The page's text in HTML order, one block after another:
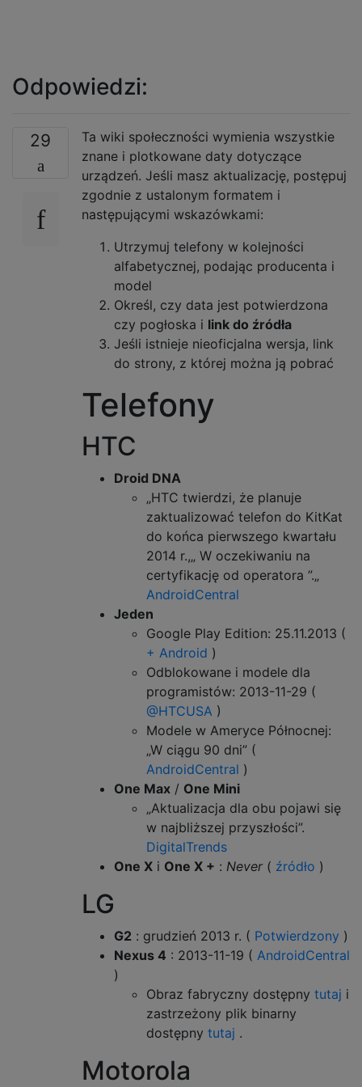
Odpowiedzi:
29
Ta wiki społeczności wymienia wszystkie
znane i plotkowane daty dotyczące
urządzeń. Jeśli masz aktualizację, postępuj
zgodnie z ustalonym formatem i
następującymi wskazówkami:
Utrzymuj telefony w kolejności
alfabetycznej, podając producenta i
model
Określ, czy data jest potwierdzona
czy pogłoska i link do źródła
Jeśli istnieje nieoficjalna wersja, link
do strony, z której można ją pobrać
Telefony
HTC
Droid DNA
„HTC twierdzi, że planuje
zaktualizować telefon do KitKat
do końca pierwszego kwartału
2014 r.,„ W oczekiwaniu na
certyfikację od operatora ”.„
AndroidCentral
Jeden
Google Play Edition: 25.11.2013 (
+ Android )
Odblokowane i modele dla
programistów: 2013-11-29 (
@HTCUSA )
Modele w Ameryce Północnej:
„W ciągu 90 dni” (
AndroidCentral )
One Max / One Mini
„Aktualizacja dla obu pojawi się
w najbliższej przyszłości”.
DigitalTrends
One X i One X + : Never ( źródło )
LG
G2 : grudzień 2013 r. ( Potwierdzony )
Nexus 4 : 2013-11-19 ( AndroidCentral
)
Obraz fabryczny dostępny tutaj i
zastrzeżony plik binarny
dostępny tutaj .
Motorola